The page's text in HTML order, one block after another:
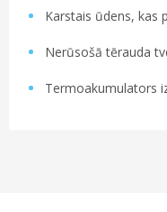
Karstais ūdens, kas
Nerūsošā tērauda
Termoakumulators